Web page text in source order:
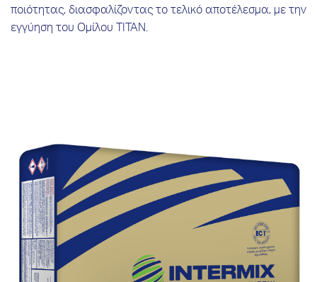
ποιότητας, διασφαλίζοντας το τελικό αποτέλεσμα, με την
εγγύηση του Ομίλου ΤΙΤΑΝ.